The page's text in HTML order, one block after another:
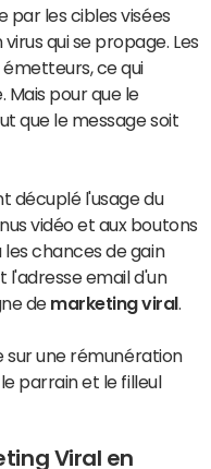
par les cibles visées
qui se propage. Les
ce qui
Mais pour que le
que le message soit
décuplé l'usage du
vidéo et aux boutons
chances de gain
l'adresse email d'un
de marketing viral
sur une rémunération
parrain et le filleul
Viral en